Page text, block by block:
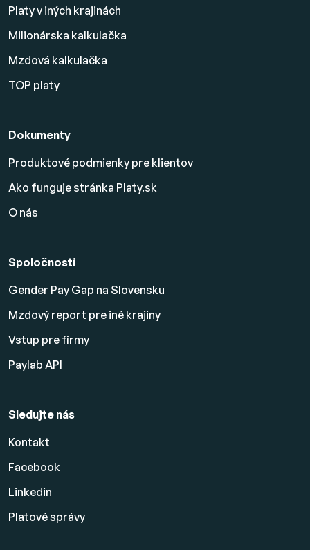
Platy v iných krajinách
Milionárska kalkulačka
Mzdová kalkulačka
TOP platy
Dokumenty
Produktové podmienky pre klientov
Ako funguje stránka Platy.sk
O nás
Spoločnosti
Gender Pay Gap na Slovensku
Mzdový report pre iné krajiny
Vstup pre firmy
Paylab API
Sledujte nás
Kontakt
Facebook
Linkedin
Platovésprávy